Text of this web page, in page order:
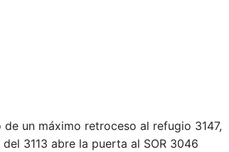
un máximo retroceso al refugio 3147,
3113 abre la puerta al SOR 3046